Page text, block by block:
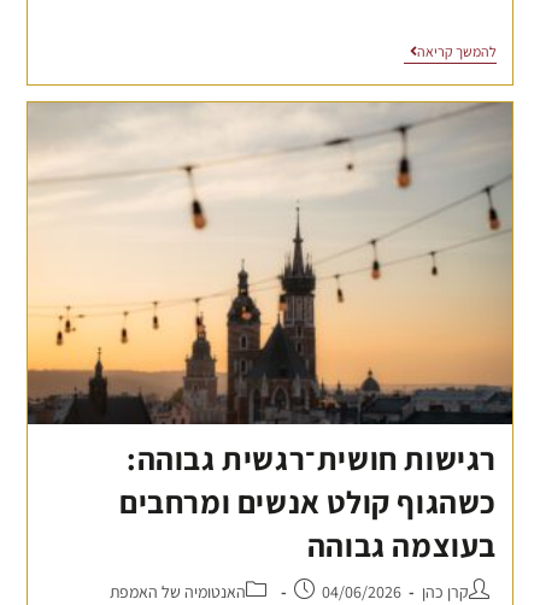
להמשך קריאה
רגישות חושית־רגשית גבוהה:
כשהגוף קולט אנשים ומרחבים
בעוצמה גבוהה
קרן כהן 04/06/2026 האנטומיה של האמפת